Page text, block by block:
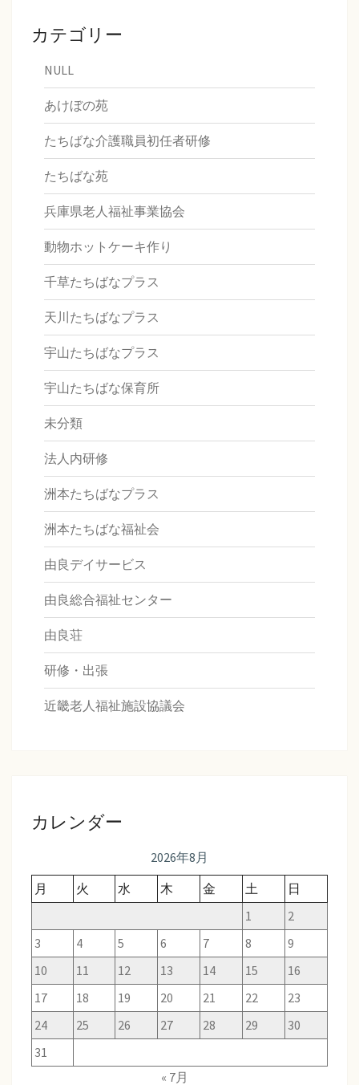
カテゴリー
NULL
あけぼの苑
たちばな介護職員初任者研修
たちばな苑
兵庫県老人福祉事業協会
動物ホットケーキ作り
千草たちばなプラス
天川たちばなプラス
宇山たちばなプラス
宇山たちばな保育所
未分類
法人内研修
洲本たちばなプラス
洲本たちばな福祉会
由良デイサービス
由良総合福祉センター
由良荘
研修・出張
近畿老人福祉施設協議会
カレンダー
2026年8月
月
火 水 木 金 土
日
1
2
3
4 5 6 7 8
9
10
11 12 13 14 15
16
17
18 19 20 21 22
23
24
25 26 27 28 29
30
31
« 7月